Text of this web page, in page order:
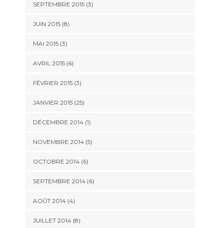
SEPTEMBRE 2015 (3)
JUIN 2015 (8)
MAI 2015 (3)
AVRIL 2015 (6)
FÉVRIER 2015 (3)
JANVIER 2015 (25)
DÉCEMBRE 2014 (1)
NOVEMBRE 2014 (5)
OCTOBRE 2014 (6)
SEPTEMBRE 2014 (6)
AOÛT 2014 (4)
JUILLET 2014 (8)